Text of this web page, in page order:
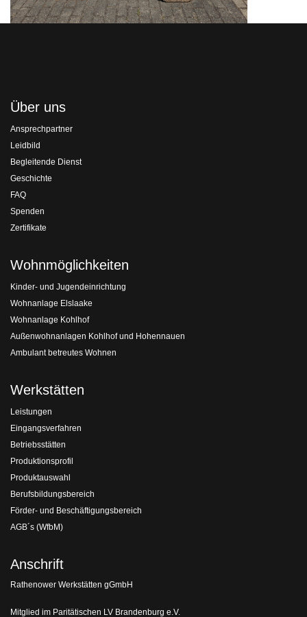
Über uns
Ansprechpartner
Leidbild
Begleitende Dienst
Geschichte
FAQ
Spenden
Zertifikate
Wohnmöglichkeiten
Kinder- und Jugendeinrichtung
Wohnanlage Elslaake
Wohnanlage Kohlhof
Außenwohnanlagen Kohlhof und Hohennauen
Ambulant betreutes Wohnen
Werkstätten
Leistungen
Eingangsverfahren
Betriebsstätten
Produktionsprofil
Produktauswahl
Berufsbildungsbereich
Förder- und Beschäftigungsbereich
AGB´s (WfbM)
Anschrift
Rathenower Werkstätten gGmbH
Mitglied im Paritätischen LV Brandenburg e.V.